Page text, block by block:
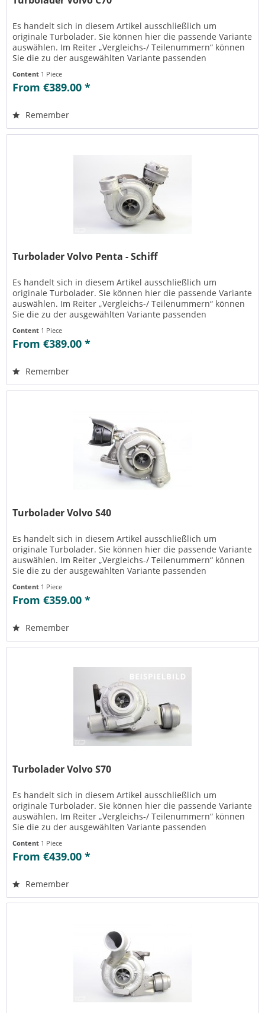
Es handelt sich in diesem Artikel ausschließlich um
originale Turbolader. Sie können hier die passende Variante
auswählen. Im Reiter „Vergleichs-/ Teilenummern“ können
Sie die zu der ausgewählten Variante passenden
Content 1 Piece
From €389.00 *
Remember
Turbolader Volvo Penta - Schiff
Es handelt sich in diesem Artikel ausschließlich um
originale Turbolader. Sie können hier die passende Variante
auswählen. Im Reiter „Vergleichs-/ Teilenummern“ können
Sie die zu der ausgewählten Variante passenden
Content 1 Piece
From €389.00 *
Remember
Turbolader Volvo S40
Es handelt sich in diesem Artikel ausschließlich um
originale Turbolader. Sie können hier die passende Variante
auswählen. Im Reiter „Vergleichs-/ Teilenummern“ können
Sie die zu der ausgewählten Variante passenden
Content 1 Piece
From €359.00 *
Remember
Turbolader Volvo S70
Es handelt sich in diesem Artikel ausschließlich um
originale Turbolader. Sie können hier die passende Variante
auswählen. Im Reiter „Vergleichs-/ Teilenummern“ können
Sie die zu der ausgewählten Variante passenden
Content 1 Piece
From €439.00 *
Remember